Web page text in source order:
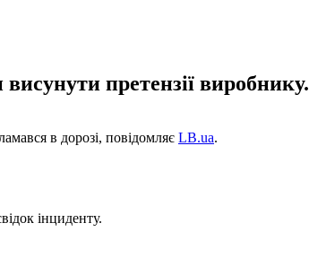
претензії виробнику.
в дорозі, повідомляє LB.ua.
інциденту.